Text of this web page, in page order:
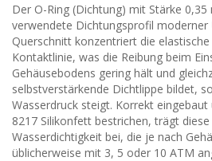
Der O-Ring (Dichtung) mit Stärke
verwendete Dichtungsprofil moderner
Querschnitt konzentriert die
Kontaktlinie, was die Reibung beim
Gehäusebodens gering hält und
selbstverstärkende Dichtlippe bildet,
Wasserdruck steigt. Korrekt
8217 Silikonfett bestrichen, trägt
Wasserdichtigkeit bei, die je nach
üblicherweise mit 3, 5 oder 10 ATM